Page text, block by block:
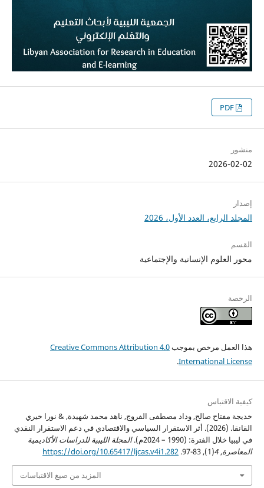
PDF
منشور
2026-02-02
إصدار
المجلد الرابع، العدد الأول، 2026
القسم
محور العلوم الإنسانية والإجتماعية
الرخصة
هذا العمل مرخص بموجبCreative Commons Attribution 4.0
International License
.
كيفية الاقتباس
خديجة مفتاح صالح, وداد مصطفى الفروج, ناهد محمد شهيدة, & نورا خيري
القانقا. (2026). أثر الاستقرار السياسي والاقتصادي في دعم الاستقرار النقدي
في ليبيا خلال الفترة: (1990 – 2024م).
المجلة الليبية للدراسات الأكاديمية
المعاصرة,
4
(1), 83-97.
https://doi.org/10.65417/ljcas.v4i1.282
المزيد من صيغ الاقتباسات